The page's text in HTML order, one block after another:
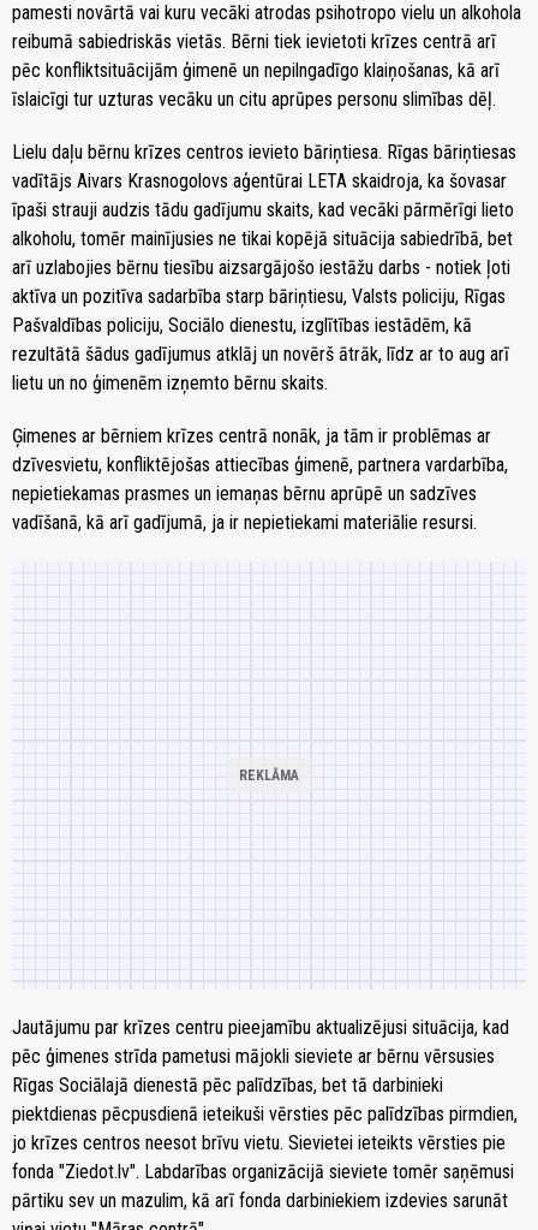
pamesti novārtā vai kuru vecāki atrodas psihotropo vielu un alkohola
reibumā sabiedriskās vietās. Bērni tiek ievietoti krīzes centrā arī
pēc konfliktsituācijām ģimenē un nepilngadīgo klaiņošanas, kā arī
īslaicīgi tur uzturas vecāku un citu aprūpes personu slimības dēļ.
Lielu daļu bērnu krīzes centros ievieto bāriņtiesa. Rīgas bāriņtiesas
vadītājs Aivars Krasnogolovs aģentūrai LETA skaidroja, ka šovasar
īpaši strauji audzis tādu gadījumu skaits, kad vecāki pārmērīgi lieto
alkoholu, tomēr mainījusies ne tikai kopējā situācija sabiedrībā, bet
arī uzlabojies bērnu tiesību aizsargājošo iestāžu darbs - notiek ļoti
aktīva un pozitīva sadarbība starp bāriņtiesu, Valsts policiju, Rīgas
Pašvaldības policiju, Sociālo dienestu, izglītības iestādēm, kā
rezultātā šādus gadījumus atklāj un novērš ātrāk, līdz ar to aug arī
lietu un no ģimenēm izņemto bērnu skaits.
Ģimenes ar bērniem krīzes centrā nonāk, ja tām ir problēmas ar
dzīvesvietu, konfliktējošas attiecības ģimenē, partnera vardarbība,
nepietiekamas prasmes un iemaņas bērnu aprūpē un sadzīves
vadīšanā, kā arī gadījumā, ja ir nepietiekami materiālie resursi.
Jautājumu par krīzes centru pieejamību aktualizējusi situācija, kad
pēc ģimenes strīda pametusi mājokli sieviete ar bērnu vērsusies
Rīgas Sociālajā dienestā pēc palīdzības, bet tā darbinieki
piektdienas pēcpusdienā ieteikuši vērsties pēc palīdzības pirmdien,
jo krīzes centros neesot brīvu vietu. Sievietei ieteikts vērsties pie
fonda "Ziedot.lv". Labdarības organizācijā sieviete tomēr saņēmusi
pārtiku sev un mazulim, kā arī fonda darbiniekiem izdevies sarunāt